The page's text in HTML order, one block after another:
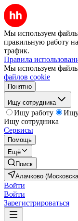
Мы используем
правильную работу
трафик.
Правила
Мы используем
файлов cookie
Понятно
Ищу сотрудника
Ищу работу
Ищу
Ищу сотрудника
Сервисы
Помощь
Ещё
Поиск
Алачково
Войти
Войти
Зарегистрироваться